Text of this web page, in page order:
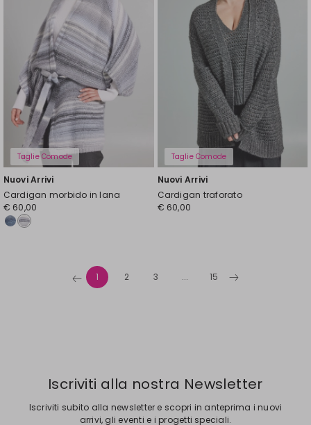
Taglie Comode
Nuovi Arrivi
Cardigan morbido in lana
€ 60,00
Taglie Comode
Nuovi Arrivi
Cardigan traforato
€ 60,00
1 2 3 ... 15
Iscriviti alla nostra Newsletter
Iscriviti subito alla newsletter e scopri in anteprima i nuovi
arrivi, gli eventi e i progetti speciali.